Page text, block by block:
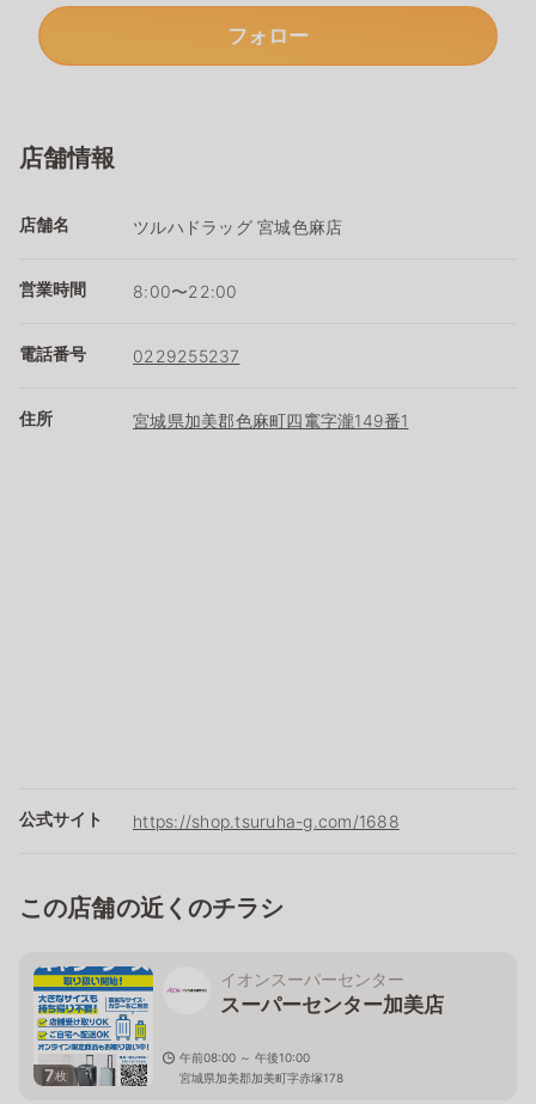
フォロー
店舗情報
店舗名 ツルハドラッグ 宮城色麻店
営業時間 8:00〜22:00
電話番号 0229255237
住所 宮城県加美郡色麻町四竃字瀧149番1
公式サイト https://shop.tsuruha-g.com/1688
この店舗の近くのチラシ
7枚
イオンスーパーセンター
スーパーセンター加美店
午前08:00 ～ 午後10:00
宮城県加美郡加美町字赤塚178